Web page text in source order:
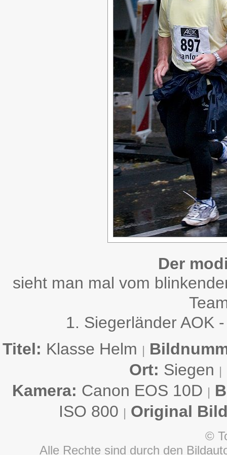
Der
sieht man mal vom
1. Siegerländer AOK
Titel: Klasse Helm |
Ort: Siegen |
Kamera: Canon EOS 10D |
ISO 800 | Original
©
Alle Rechte sind durch den